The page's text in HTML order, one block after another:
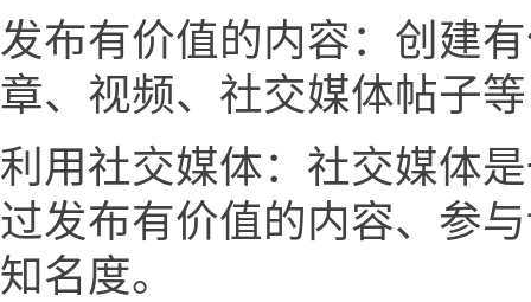
发布有价值的内容：创建
章、视频、社交媒体帖子
利用社交媒体：社交媒体
过发布有价值的内容、参
知名度。